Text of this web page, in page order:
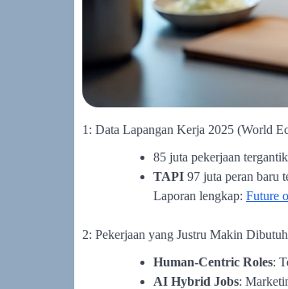
1: Data Lapangan Kerja 2025 (World
85 juta pekerjaan
TAPI 97 juta peran baru
Laporan lengkap: Future
2: Pekerjaan yang Justru Makin
Human-Centric Roles:
AI Hybrid Jobs: